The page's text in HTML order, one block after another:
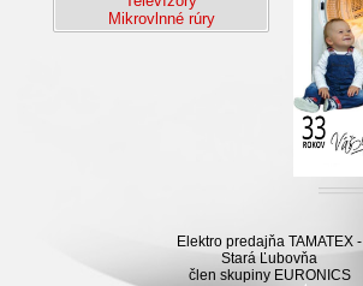
Mikrovlnné rúry
Elektro predajňa TAMATEX -
Stará Ľubovňa
člen skupiny EURONICS